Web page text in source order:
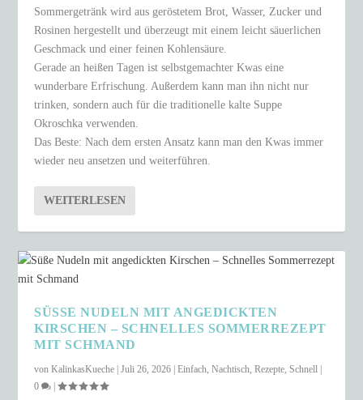
Sommergetränk wird aus geröstetem Brot, Wasser, Zucker und
Rosinen hergestellt und überzeugt mit einem leicht säuerlichen
Geschmack und einer feinen Kohlensäure.
Gerade an heißen Tagen ist selbstgemachter Kwas eine
wunderbare Erfrischung. Außerdem kann man ihn nicht nur
trinken, sondern auch für die traditionelle kalte Suppe
Okroschka verwenden.
Das Beste: Nach dem ersten Ansatz kann man den Kwas immer
wieder neu ansetzen und weiterführen.
WEITERLESEN
SÜSSE NUDELN MIT ANGEDICKTEN K
IRSCHEN – SCHNELLES SOMMERREZEPT M
IT SCHMAND
vonKalinkasKueche |Juli 26, 2026 |Einfach ,Nachtisch ,Rezepte ,Schnell |
0
|